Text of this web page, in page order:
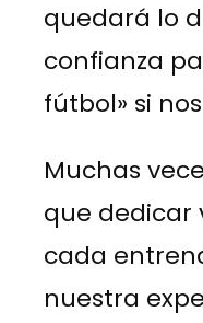
quedará lo
confianza
fútbol» si
Muchas
que dedicar
cada
nuestra